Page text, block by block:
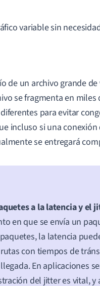
variable sin
de un archivo grande
se fragmenta en
para evitar
incluso si una
se entregará
a la latencia y el
en que se envía un
la latencia
con tiempos de
En aplicaciones
del jitter es vital, y